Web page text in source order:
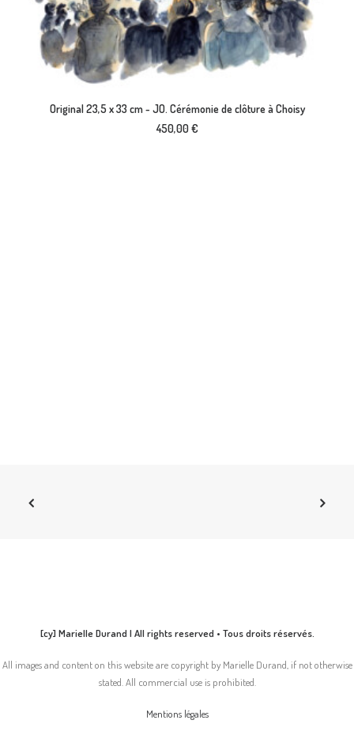
AJOUTER AU PANIER
Original 23,5 x 33 cm - JO. Cérémonie de clôture à Choisy
450,00€
[cy] Marielle Durand | All rights reserved • Tous droits réservés.
All images and content on this website are copyright by Marielle Durand, if not otherwise
stated. All commercial use is prohibited.
Mentions légales